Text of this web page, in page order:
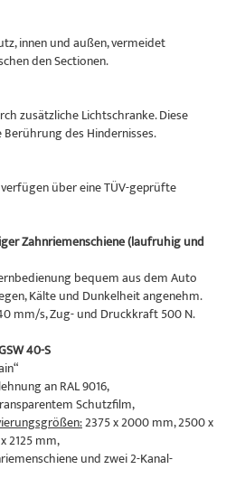
innen und außen, vermeidet
den Sectionen.
zusätzliche Lichtschranke. Diese
des Hindernisses.
über eine TÜV-geprüfte
Zahnriemenschiene (laufruhig und
bequem aus dem Auto
Kälte und Dunkelheit angenehm.
mm/s, Zug- und Druckkraft 500 N.
40-S
an RAL 9016,
Schutzfilm,
2375 x 2000 mm, 2500 x
2125 mm,
und zwei 2-Kanal-